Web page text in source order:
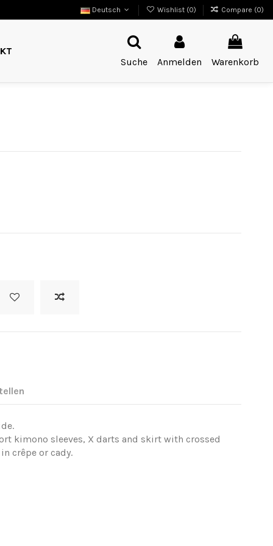
Deutsch Wishlist (0) Compare (0)
Suche
Anmelden Warenkorb
kimono sleeves, X darts and skirt with crossed
crêpe or cady.